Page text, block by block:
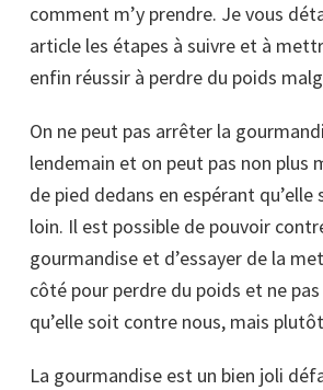
comment m’y prendre. Je vous
article les étapes à suivre et à
enfin réussir à perdre du poids
On ne peut pas arrêter la
lendemain et on peut pas non plus
de pied dedans en espérant qu’elle
loin. Il est possible de pouvoir
gourmandise et d’essayer de la
côté pour perdre du poids et ne
qu’elle soit contre nous, mais
La gourmandise est un bien joli